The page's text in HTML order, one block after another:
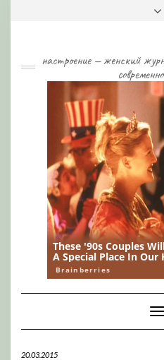
настроение — женский
20.03.2015